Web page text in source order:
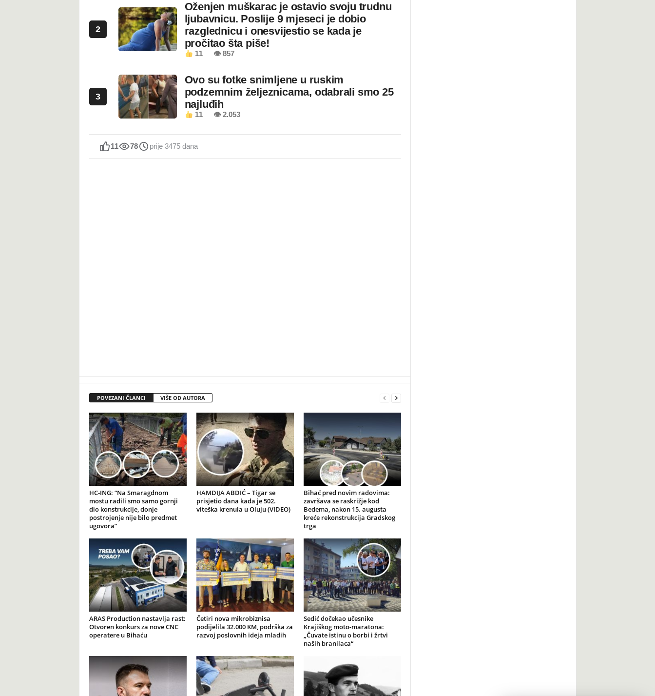
2
Oženjen muškarac je ostavio svoju trudnu
ljubavnicu. Poslije 9 mjeseci je dobio
razglednicu i onesvijestio se kada je
pročitao šta piše!
11 👁 857
3
Ovo su fotke snimljene u ruskim
podzemnim željeznicama, odabrali smo 25
najluđih
11 👁 2.053
11 78 prije 3475 dana
POVEZANI ČLANCI VIŠE OD AUTORA
HC-ING: “Na Smaragdnom
mostu radili smo samo gornji
dio konstrukcije, donje
postrojenje nije bilo predmet
ugovora”
HAMDIJA ABDIĆ – Tigar se
prisjetio dana kada je 502.
viteška krenula u Oluju (VIDEO)
Bihać pred novim radovima:
završava se raskrižje kod
Bedema, nakon 15. augusta
kreće rekonstrukcija Gradskog
trga
ARAS Production nastavlja rast:
Otvoren konkurs za nove CNC
operatere u Bihaću
Četiri nova mikrobiznisa
podijelila 32.000 KM, podrška za
razvoj poslovnih ideja mladih
Sedić dočekao učesnike
Krajiškog moto-maratona:
„Čuvate istinu o borbi i žrtvi
naših branilaca“